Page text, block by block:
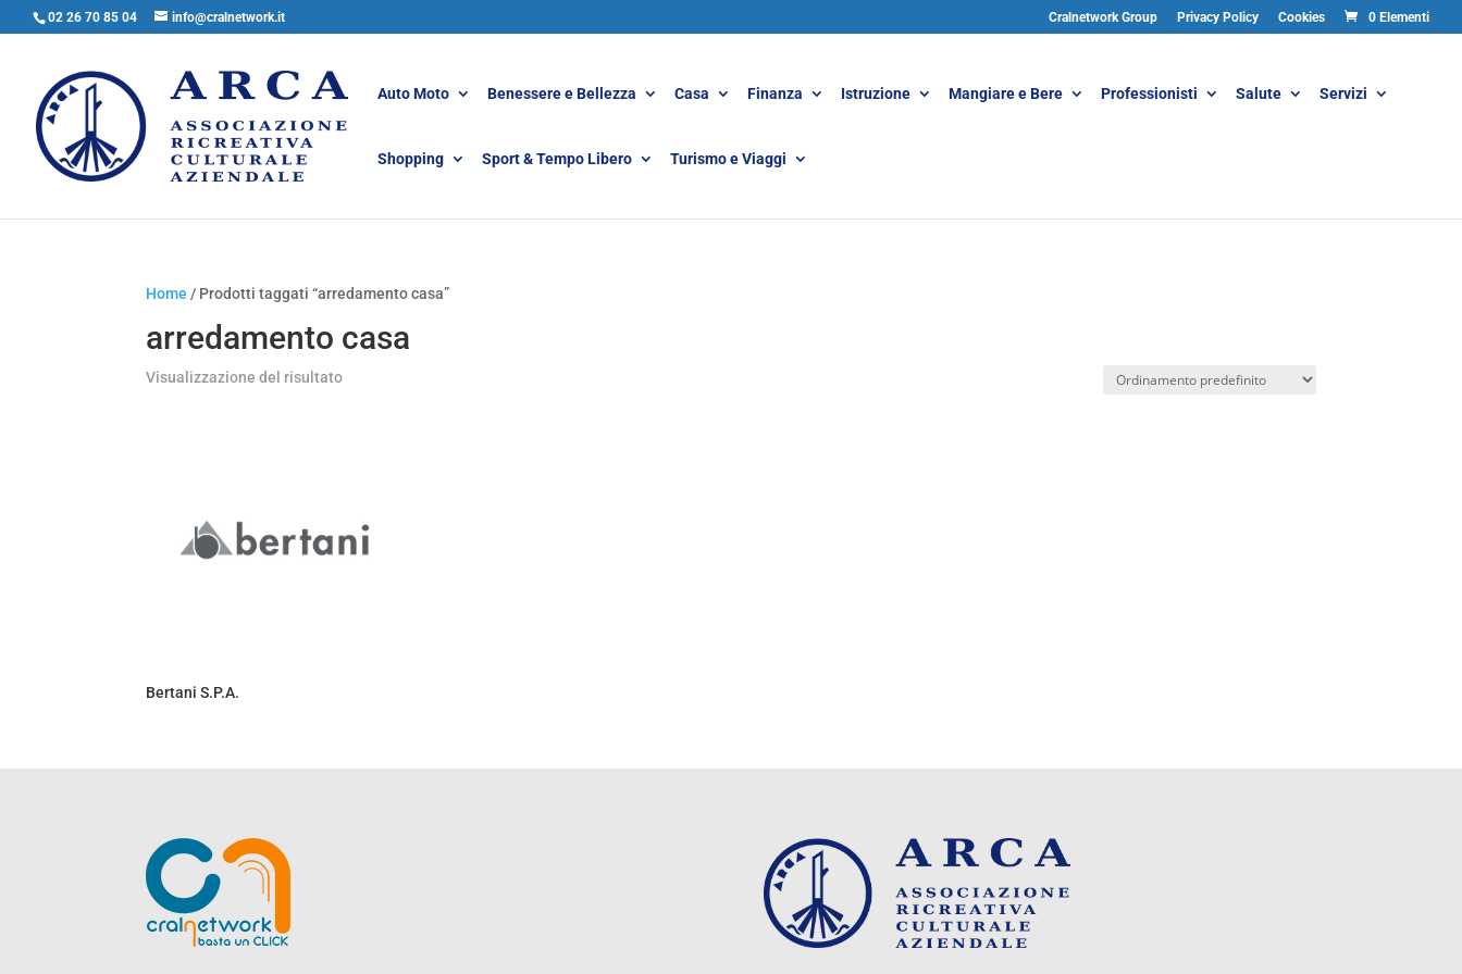
02 26 70 85 04 info@cralnetwork.it Cralnetwork Group Privacy Policy Cookies 0 Elementi
Auto Moto Benessere e Bellezza Casa Finanza Istruzione Mangiare e Bere Professionisti Salute Servizi
Shopping Sport & Tempo Libero Turismo e Viaggi
Home / Prodotti taggati “arredamento casa”
arredamento casa
Visualizzazione del risultato
Bertani S.P.A.